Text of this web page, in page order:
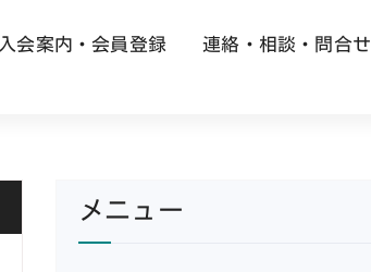
入会案内・会員登録 連絡・相談・問合せ
メニュー